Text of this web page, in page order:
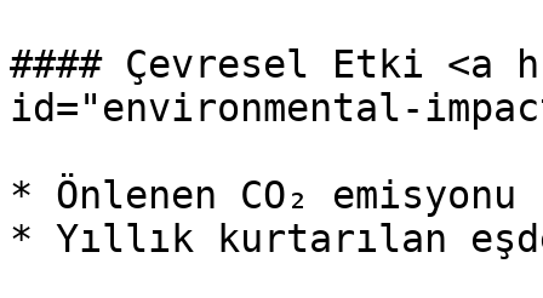
#### Çevresel Etki <a
id="environmental-
* Önlenen CO₂ emisyonu
* Yıllık kurtarılan